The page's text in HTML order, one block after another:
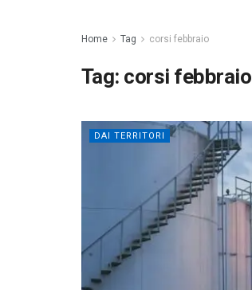
Home Tag corsi febbraio
Tag: corsi febbraio
DAI TERRITORI